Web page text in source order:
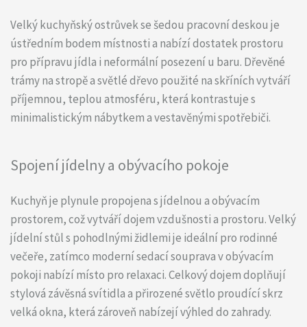
Velký kuchyňský ostrůvek se šedou pracovní deskou je
ústředním bodem místnosti a nabízí dostatek prostoru
pro přípravu jídla i neformální posezení u baru. Dřevěné
trámy na stropě a světlé dřevo použité na skříních vytváří
příjemnou, teplou atmosféru, která kontrastuje s
minimalistickým nábytkem a vestavěnými spotřebiči.
Spojení jídelny a obývacího pokoje
Kuchyň je plynule propojena s jídelnou a obývacím
prostorem, což vytváří dojem vzdušnosti a prostoru. Velký
jídelní stůl s pohodlnými židlemi je ideální pro rodinné
večeře, zatímco moderní sedací souprava v obývacím
pokoji nabízí místo pro relaxaci. Celkový dojem doplňují
stylová závěsná svítidla a přirozené světlo proudící skrz
velká okna, která zároveň nabízejí výhled do zahrady.